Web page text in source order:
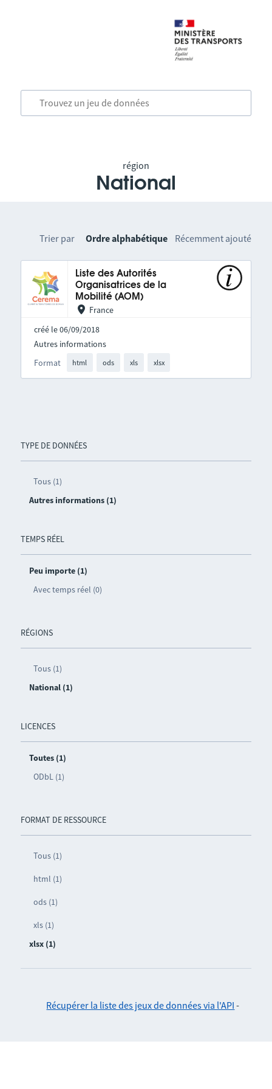
région
National
TYPE DE DONNÉES
Tous (1)
Autres informations (1)
TEMPS RÉEL
Peu importe (1)
Avec temps réel (0)
RÉGIONS
Tous (1)
National (1)
LICENCES
Toutes (1)
ODbL (1)
FORMAT DE RESSOURCE
Tous (1)
html (1)
ods (1)
xls (1)
xlsx (1)
Trier par Ordre alphabétique Récemment ajouté
Liste des Autorités
Organisatrices de la
Mobilité (AOM)
France
créé le 06/09/2018
Format html ods xls xlsx
Autres informations
Récupérer la liste des jeux de données via l'API -